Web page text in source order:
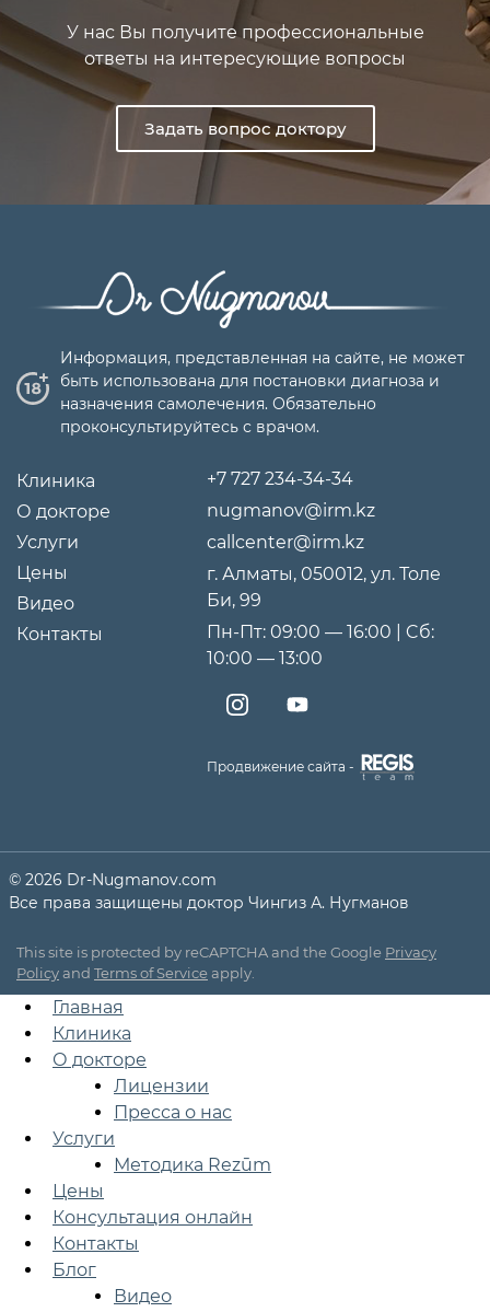
У нас Вы получите профессиональные
ответы на интересующие вопросы
Задать вопрос доктору
Информация, представленная на сайте, не может
быть использована для постановки диагноза и
назначения самолечения. Обязательно
проконсультируйтесь с врачом.
Клиника
О докторе
Услуги
Цены
Видео
Контакты
+7 727 234-34-34
nugmanov@irm.kz
callcenter@irm.kz
г. Алматы, 050012, ул. Толе
Би, 99
Пн-Пт: 09:00 — 16:00 | Cб:
10:00 — 13:00
Продвижение сайта -
© 2026 Dr-Nugmanov.com
Все права защищены доктор Чингиз А. Нугманов
This site is protected by reCAPTCHA and the Google Privacy
Policy and Terms of Service apply.
Главная
Клиника
О докторе
Лицензии
Пресса о нас
Услуги
Методика Rezūm
Цены
Консультация онлайн
Контакты
Блог
Видео